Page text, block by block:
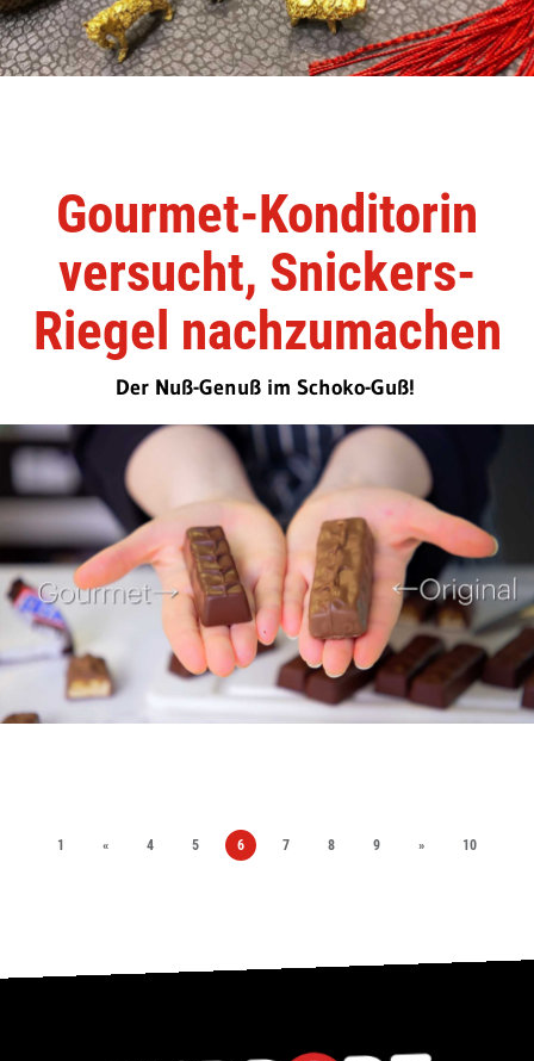
Gourmet-Konditorin
versucht, Snickers-
Riegel nachzumachen
Der Nuß-Genuß im Schoko-Guß!
1 « 4 5 6 7 8 9 » 10